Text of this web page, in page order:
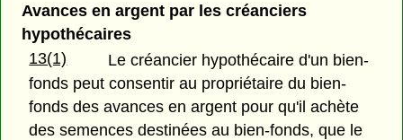
Avances en argent par les créanciers
hypothécaires
13(1)
Le créancier hypothécaire d'un bien-
fonds peut consentir au propriétaire du bien-
fonds des avances en argent pour qu'il achète
des semences destinées au bien-fonds, que le